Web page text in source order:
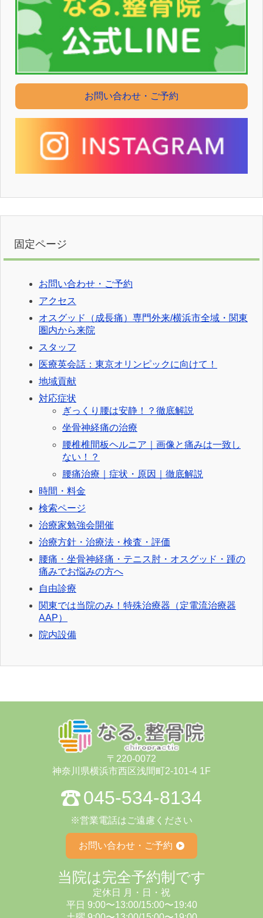
お問い合わせ・ご予約
固定ページ
お問い合わせ・ご予約
アクセス
オスグッド（成長痛）専門外来/横浜市全域・関東
圏内から来院
スタッフ
医療英会話：東京オリンピックに向けて！
地域貢献
対応症状
ぎっくり腰は安静！？徹底解説
坐骨神経痛の治療
腰椎椎間板ヘルニア｜画像と痛みは一致し
ない！？
腰痛治療｜症状・原因｜徹底解説
時間・料金
検索ページ
治療家勉強会開催
治療方針・治療法・検査・評価
腰痛・坐骨神経痛・テニス肘・オスグッド・踵の
痛みでお悩みの方へ
自由診療
関東では当院のみ！特殊治療器（定電流治療器
AAP）
院内設備
〒220-0072
神奈川県横浜市⻄区浅間町2-101-4 1F
045-534-8134
※営業電話はご遠慮ください
お問い合わせ・ご予約
当院は完全予約制です
定休⽇ ⽉・⽇・祝
平日 9:00〜13:00/15:00〜19:40